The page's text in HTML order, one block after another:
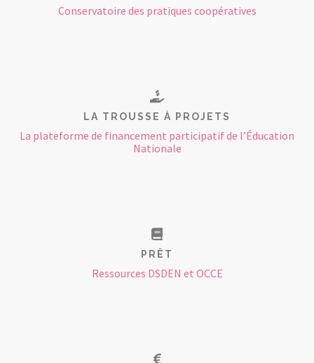
Conservatoire des pratiques coopératives
LA TROUSSE À PROJETS
La plateforme de financement participatif de l’Éducation
Nationale
PRÊT
Ressources DSDEN et OCCE